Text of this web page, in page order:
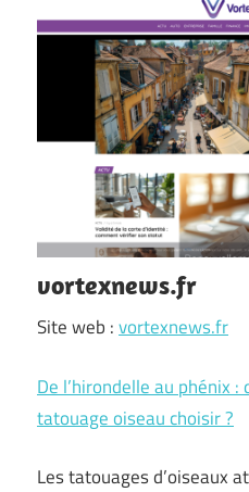
vortexnews.fr
Site web :vortexnews.fr
De l’hirondelle au phénix
tatouage oiseau choisir ?
Les tatouages d’oiseaux